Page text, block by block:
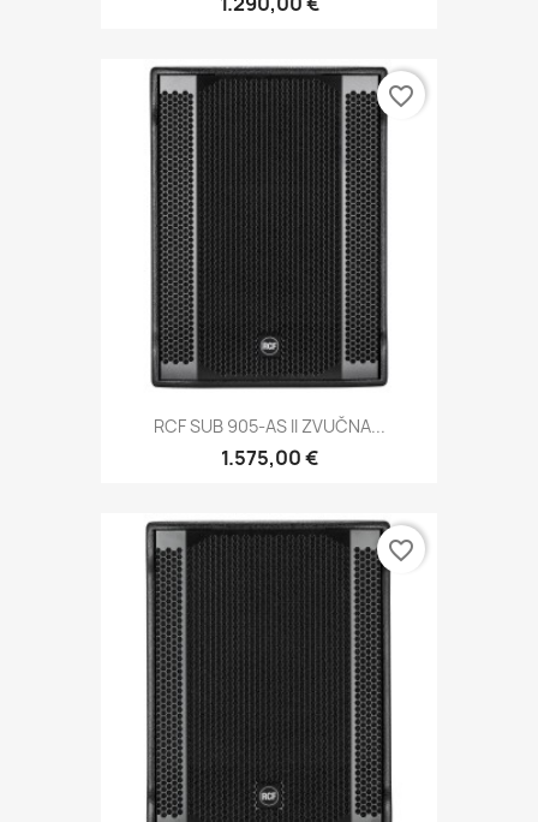
RCF SUB 905-AS II ZVUČNA...
1.575,00 €
favorite_border
favorite_border